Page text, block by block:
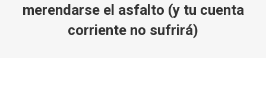
merendarse el asfalto (y tu cuenta
corriente no sufrirá)